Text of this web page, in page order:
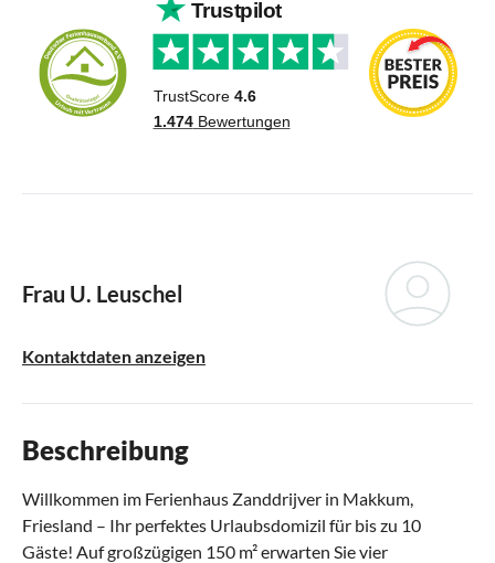
Frau U. Leuschel
Kontaktdaten anzeigen
Beschreibung
Willkommen im Ferienhaus Zanddrijver in Makkum,
Friesland – Ihr perfektes Urlaubsdomizil für bis zu 10
Gäste! Auf großzügigen 150 m² erwarten Sie vier